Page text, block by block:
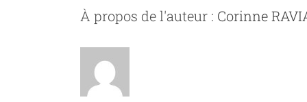
À propos de l'auteur : Corinne